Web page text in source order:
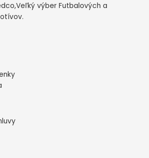
výber Futbalových a